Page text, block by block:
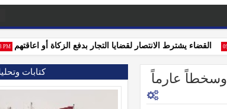
4:33 PM القضاء يشترط الانتصار لقضايا التجار بدفع الزكاة أو اعاقتهم
كتابات